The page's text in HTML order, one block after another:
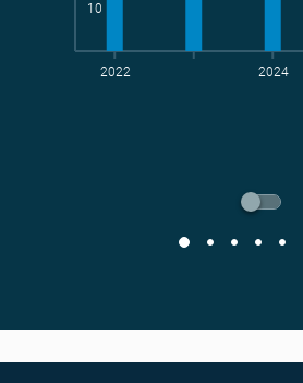
-Vermeidung
2022 2024
10